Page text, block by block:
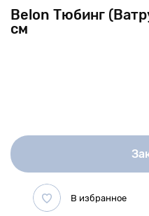
Belon Тюбинг
см